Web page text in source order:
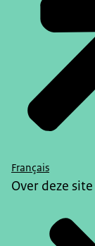
Français
Over deze site